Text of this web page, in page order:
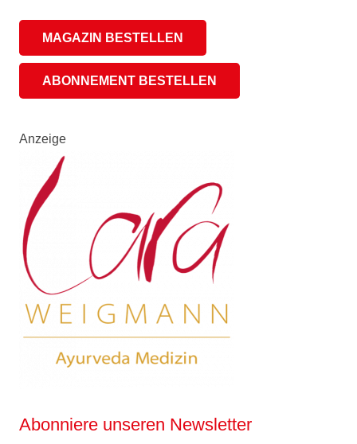
MAGAZIN BESTELLEN
ABONNEMENT BESTELLEN
Anzeige
Abonniere unseren Newsletter